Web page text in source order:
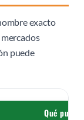
exacto
puede
Qué